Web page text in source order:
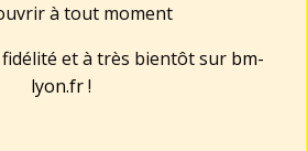
à tout moment
et à très bientôt sur bm-
lyon.fr!